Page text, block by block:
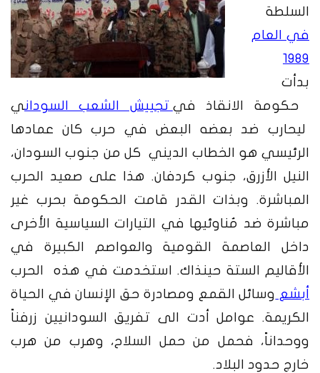
السلطة
في العام
1989
بدأت
حكومة الانقاذ في تجييش الشعب السوداني
ليحارب ضد بعضه البعض في حرب كان عمادها
الرئيسي هو الخطاب الديني كل من جنوب السودان،
النيل الأزرق، جنوب كردفان. هذا على صعيد الحرب
المباشرة. وبذات القدر قامت الحكومة بحرب غير
مباشرة ضد مُناوئيها في التيارات السياسية الأخرى
داخل العاصمة القومية والعواصم الكبيرة في
الأقاليم الستة حينذاك. استخدمت في هذه الحرب
أبشع وسائل القمع ومصادرة حق الإنسان في الحياة
الكريمة. عوامل أدت الى تفريق السودانيين زرفناً
ووحداناً، فحمل من حمل السلاح، وهرب من هرب
خارج حدود البلاد.